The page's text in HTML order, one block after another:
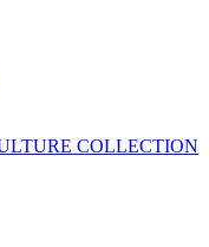
COLLECTION